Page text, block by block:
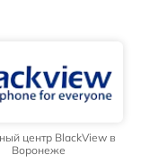
центр BlackView в
Воронеже